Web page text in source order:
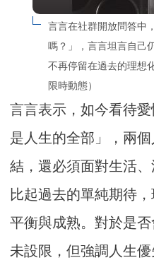
言言在社群開放問答中
嗎？」，言言坦言自己
不再停留在過去的理想
限時動態）
言言表示，如今看待
是人生的全部」，兩
結，還必須面對生活
比起過去的單純期待
平衡與成熟。對於是
未設限，但強調人生